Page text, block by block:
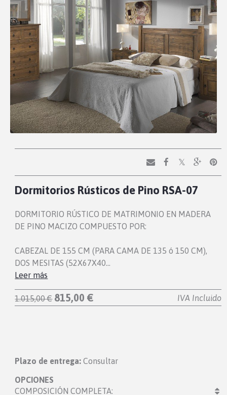
Dormitorios Rústicos de Pino RSA-07
DORMITORIO RÚSTICO DE MATRIMONIO EN MADERA
DE PINO MACIZO COMPUESTO POR:
CABEZAL DE 155 CM (PARA CAMA DE 135 ó 150 CM),
DOS MESITAS (52X67X40…
Leer más
1.015,00 € 815,00 € IVA Incluido
Plazo de entrega: Consultar
OPCIONES
COMPOSICIÓN COMPLETA: